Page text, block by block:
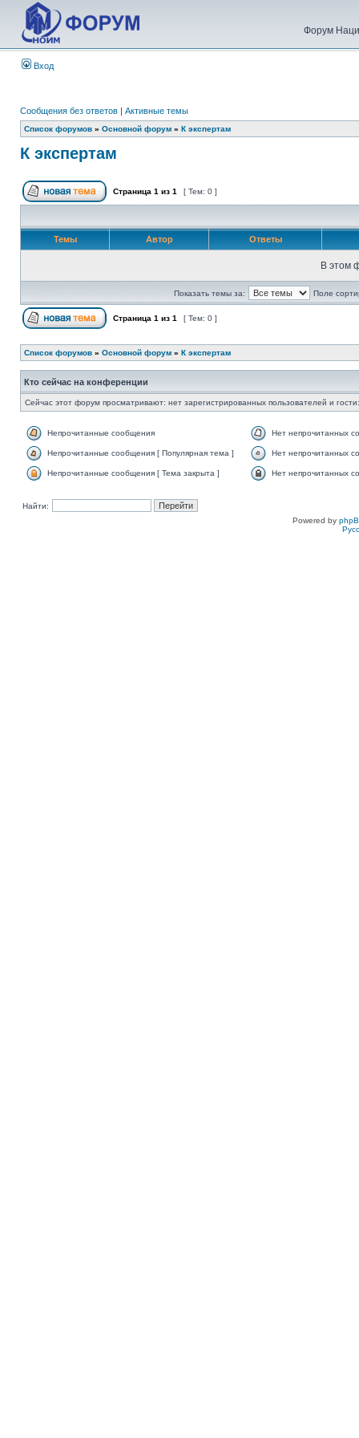
Форум
Вход
Сообщения без ответов | Активные темы
Список форумов » Основной форум » К экспертам
К экспертам
Страница 1 из 1 [ Тем: 0 ]
Темы Автор Ответы
В этом
Показать темы за: Поле
Страница 1 из 1 [ Тем: 0 ]
Список форумов » Основной форум » К экспертам
Кто сейчас на конференции
Сейчас этот форум просматривают: нет зарегистрированных пользователей и
Непрочитанные сообщения Нет непрочитанных
Непрочитанные сообщения [ Популярная тема ] Нет непрочитанных
Непрочитанные сообщения [ Тема закрыта ] Нет непрочитанных
Найти:
Powered by